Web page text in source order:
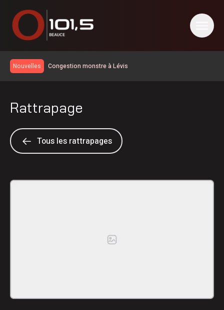
Nouvelles
Congestion monstre à Lévis
Un homme de Lévis s’en prend aux policiers, à la DPJ et à
du personnel judiciaire
Nuit occupée pour les pompiers de Sainte-Marie
Réservoir d’eau de Frampton | La réparation temporaire
Les Éleveurs de porcs de la Beauce soulignent leur 60e
Rattrapage
Tous les rattrapages